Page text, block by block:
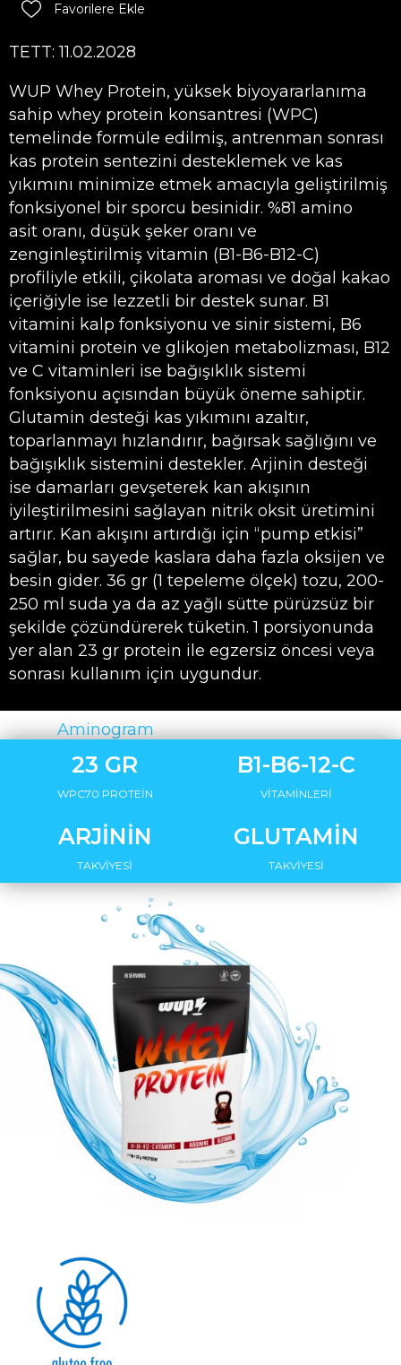
Favorilere Ekle
TETT: 11.02.2028
WUP Whey Protein, yüksek biyoyararlanıma
sahip whey protein konsantresi (WPC)
temelinde formüle edilmiş, antrenman sonrası
kas protein sentezini desteklemek ve kas
yıkımını minimize etmek amacıyla geliştirilmiş
fonksiyonel bir sporcu besinidir. %81 amino
asit oranı, düşük şeker oranı ve
zenginleştirilmiş vitamin (B1-B6-B12-C)
profiliyle etkili, çikolata aroması ve doğal kakao
içeriğiyle ise lezzetli bir destek sunar. B1
vitamini kalp fonksiyonu ve sinir sistemi, B6
vitamini protein ve glikojen metabolizması, B12
ve C vitaminleri ise bağışıklık sistemi
fonksiyonu açısından büyük öneme sahiptir.
Glutamin desteği kas yıkımını azaltır,
toparlanmayı hızlandırır, bağırsak sağlığını ve
bağışıklık sistemini destekler. Arjinin desteği
ise damarları gevşeterek kan akışının
iyileştirilmesini sağlayan nitrik oksit üretimini
artırır. Kan akışını artırdığı için “pump etkisi”
sağlar, bu sayede kaslara daha fazla oksijen ve
besin gider. 36 gr (1 tepeleme ölçek) tozu, 200-
250 ml suda ya da az yağlı sütte pürüzsüz bir
şekilde çözündürerek tüketin. 1 porsiyonunda
yer alan 23 gr protein ile egzersiz öncesi veya
sonrası kullanım için uygundur.
Analiz:Aminogram
23 GR
WPC70 PROTEİN
B1-B6-12-C
VİTAMİNLERİ
ARJİNİN
TAKVİYESİ
GLUTAMİN
TAKVİYESİ